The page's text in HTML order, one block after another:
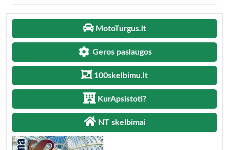
MotoTurgus.lt
Geros paslaugos
100skelbimu.lt
KurApsistoti?
NT skelbimai